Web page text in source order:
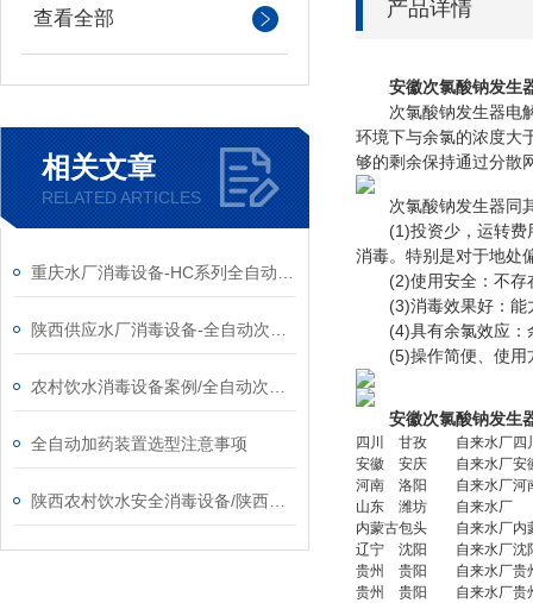
查看全部
相关文章
RELATED ARTICLES
全自动加药装置选型注意事项
产品详情
安徽次氯酸钠发生
次氯酸钠发生器电解
环境下与余氯的浓度大
够的剩余保持通过分散
次氯酸钠发生器同其
(1)投资少，运转费用
消毒。特别是对于地处
(2)使用安全：不存在
(3)消毒效果好：能力
(4)具有余氯效应：余
(5)操作简便、使用
安徽次氯酸钠发生
四川 甘孜 自来水厂四
安徽
安庆 自来水厂安
河南
洛阳 自来水厂河
山东
潍坊
自来水厂
内蒙古包头 自来水厂内
辽宁
沈阳 自来水厂沈
贵州
贵阳 自来水厂贵
贵州
贵阳 自来水厂贵